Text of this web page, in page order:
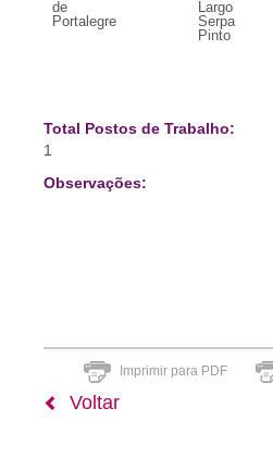
de
Portalegre
Largo
Serpa
Pinto
Total Postos de Trabalho:
1
Observações:
Imprimir para PDF
Voltar